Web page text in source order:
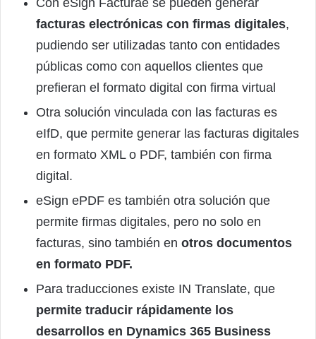
facturas electrónicas con firmas digitales,
pudiendo ser utilizadas tanto con entidades
públicas como con aquellos clientes que
prefieran el formato digital con firma virtual
Otra solución vinculada con las facturas es
eIfD, que permite generar las facturas digitales
en formato XML o PDF, también con firma
digital.
eSign ePDF es también otra solución que
permite firmas digitales, pero no solo en
facturas, sino también en otros documentos
en formato PDF.
Para traducciones existe IN Translate, que
permite traducir rápidamente los
desarrollos en Dynamics 365 Business